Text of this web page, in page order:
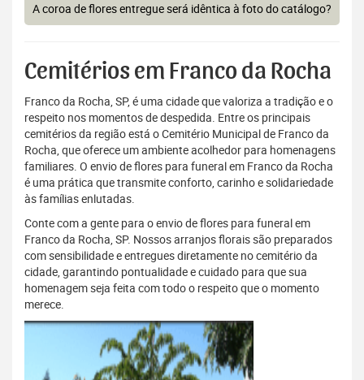
A coroa de flores entregue será idêntica à foto do catálogo?
Cemitérios em Franco da Rocha
Franco da Rocha, SP, é uma cidade que valoriza a tradição e o
respeito nos momentos de despedida. Entre os principais
cemitérios da região está o Cemitério Municipal de Franco da
Rocha, que oferece um ambiente acolhedor para homenagens
familiares. O envio de flores para funeral em Franco da Rocha
é uma prática que transmite conforto, carinho e solidariedade
às famílias enlutadas.
Conte com a gente para o envio de flores para funeral em
Franco da Rocha, SP. Nossos arranjos florais são preparados
com sensibilidade e entregues diretamente no cemitério da
cidade, garantindo pontualidade e cuidado para que sua
homenagem seja feita com todo o respeito que o momento
merece.